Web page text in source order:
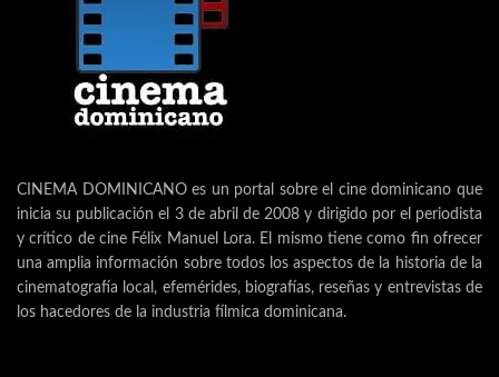
CINEMA DOMINICANO es un portal sobre el cine dominicano que
inicia su publicación el 3 de abril de 2008 y dirigido por el periodista
y crítico de cine Félix Manuel Lora. El mismo tiene como fin ofrecer
una amplia información sobre todos los aspectos de la historia de la
cinematografía local, efemérides, biografías, reseñas y entrevistas de
los hacedores de la industria fílmica dominicana.